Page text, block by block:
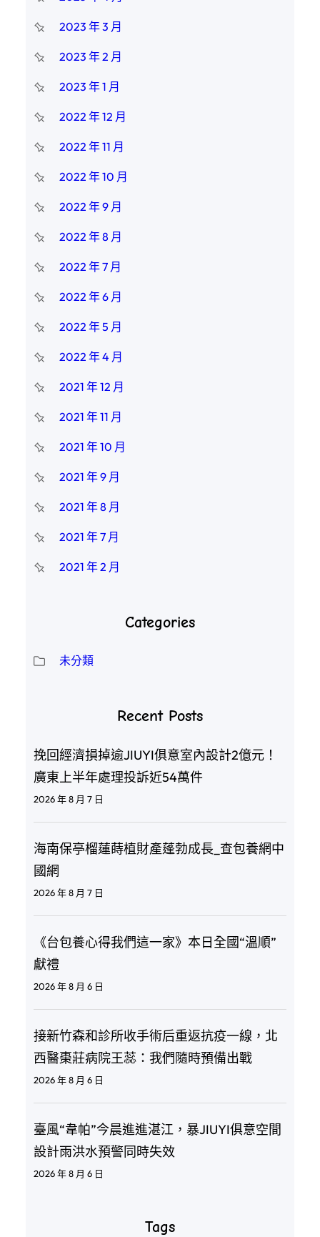
2023 年 3 月
2023 年 2 月
2023 年 1 月
2022 年 12 月
2022 年 11 月
2022 年 10 月
2022 年 9 月
2022 年 8 月
2022 年 7 月
2022 年 6 月
2022 年 5 月
2022 年 4 月
2021 年 12 月
2021 年 11 月
2021 年 10 月
2021 年 9 月
2021 年 8 月
2021 年 7 月
2021 年 2 月
Categories
未分類
Recent Posts
挽回經濟損掉逾JIUYI俱意室內設計2億元！
廣東上半年處理投訴近54萬件
2026 年 8 月 7 日
海南保亭榴蓮蒔植財產蓬勃成長_查包養網中
國網
2026 年 8 月 7 日
《台包養心得我們這一家》本日全國“溫順”
獻禮
2026 年 8 月 6 日
接新竹森和診所收手術后重返抗疫一線，北
西醫棗莊病院王蕊：我們隨時預備出戰
2026 年 8 月 6 日
臺風“韋帕”今晨進進湛江，暴JIUYI俱意空間
設計雨洪水預警同時失效
2026 年 8 月 6 日
Tags